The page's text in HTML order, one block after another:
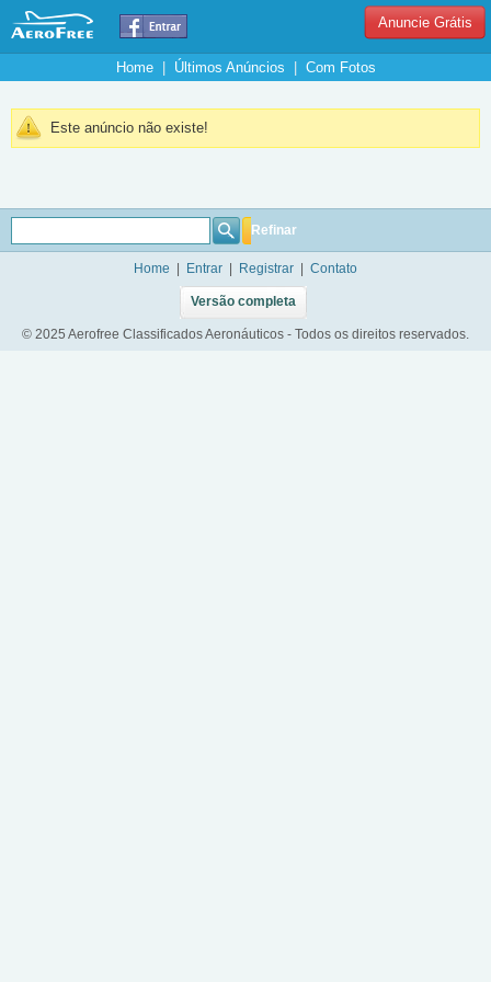
Anuncie Grátis
Home| Últimos Anúncios Com Fotos
Este anúncio não existe!
Refinar
Home Entrar Registrar Contato
Versão completa
© 2025 Aerofree Classificados Aeronáuticos - Todos os direitos reservados.